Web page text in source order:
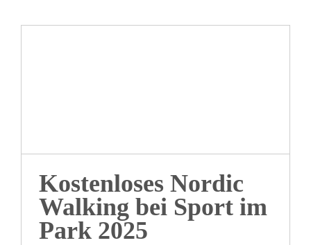
Kostenloses Nordic
Walking bei Sport im
Park 2025